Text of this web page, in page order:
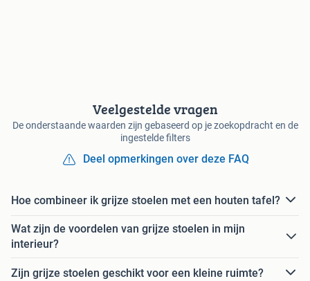
Veelgestelde vragen
De onderstaande waarden zijn gebaseerd op je zoekopdracht en de
ingestelde filters
Deel opmerkingen over deze FAQ
Hoe combineer ik grijze stoelen met een houten tafel?
Wat zijn de voordelen van grijze stoelen in mijn
interieur?
Zijn grijze stoelen geschikt voor een kleine ruimte?